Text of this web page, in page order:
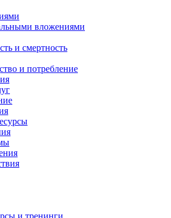
вложениями
и смертность
и потребление
и тренинги